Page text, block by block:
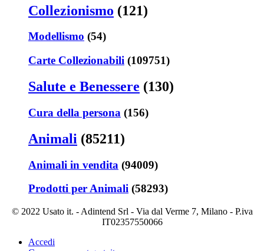
Collezionismo (121)
Modellismo (54)
Carte Collezionabili (109751)
Salute e Benessere (130)
Cura della persona (156)
Animali (85211)
Animali in vendita (94009)
Prodotti per Animali (58293)
© 2022 Usato it. - Adintend Srl - Via dal Verme 7, Milano - P.iva
IT02357550066
Accedi